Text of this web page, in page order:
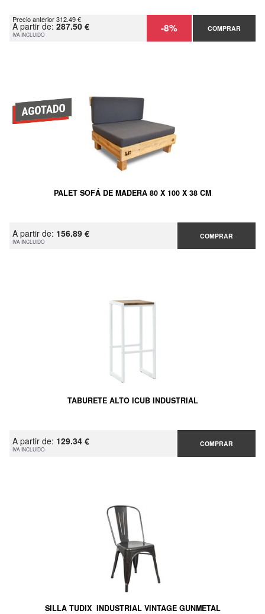
Precio anterior 312.49 €
A partir de: 287.50 €
IVA INCLUIDO -8% COMPRAR
PALET SOFÁ DE MADERA 80 X 100 X 38 CM
A partir de: 156.89 €
IVA INCLUIDO
COMPRAR
TABURETE ALTO ICUB INDUSTRIAL
A partir de: 129.34 €
IVA INCLUIDO
COMPRAR
SILLA TUDIX INDUSTRIAL VINTAGE GUNMETAL